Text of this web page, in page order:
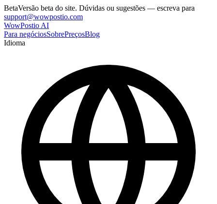
BetaVersão beta do site. Dúvidas ou sugestões — escreva para
support@wowpostio.com
WowPostio AI
Para negóciosSobrePreçosBlog
Idioma